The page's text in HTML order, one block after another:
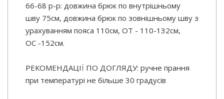
66-68 р-р: довжина брюк по внутрішньому
шву 75см, довжина брюк по зовнішньому шву з
урахуванням пояса 110см, ОТ - 110-132см,
OC -152см.
РЕКОМЕНДАЦІЇ ПО ДОГЛЯДУ: ручне прання
при температурі не більше 30 градусів